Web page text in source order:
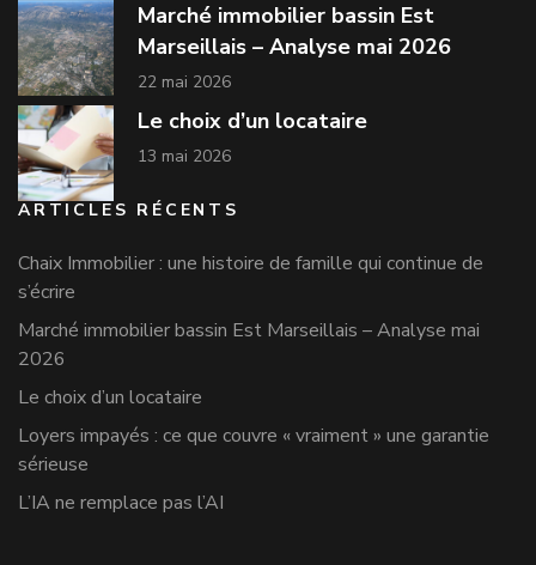
Marché immobilier bassin Est
Marseillais – Analyse mai 2026
22 mai 2026
Le choix d’un locataire
13 mai 2026
ARTICLES RÉCENTS
Chaix Immobilier : une histoire de famille qui continue de
s’écrire
Marché immobilier bassin Est Marseillais – Analyse mai
2026
Le choix d’un locataire
Loyers impayés : ce que couvre « vraiment » une garantie
sérieuse
L’IA ne remplace pas l’AI